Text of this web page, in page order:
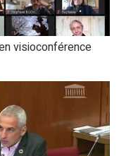
visioconférence